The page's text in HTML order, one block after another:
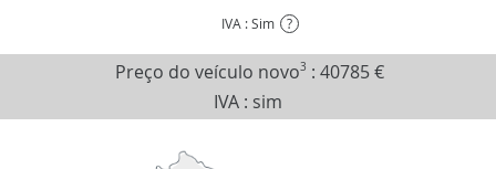
IVA : Sim ?
Preço do veículo novo3 : 40785 €
IVA : sim